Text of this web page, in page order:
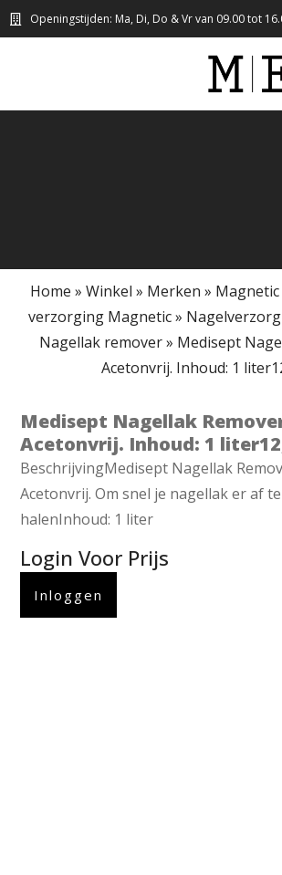
Openingstijden: Ma, Di, Do & Vr van 09.00 tot
Home » Winkel » Merken » Magnetic
verzorging Magnetic»
Nagellak remover» Medisept
Acetonvrij. Inhoud: 1
Medisept Nagellak
Acetonvrij. Inhoud: 1
BeschrijvingMedisept Nagellak
Acetonvrij. Om snel je nagellak er af te
halenInhoud: 1 liter
Login Voor Prijs
Inloggen